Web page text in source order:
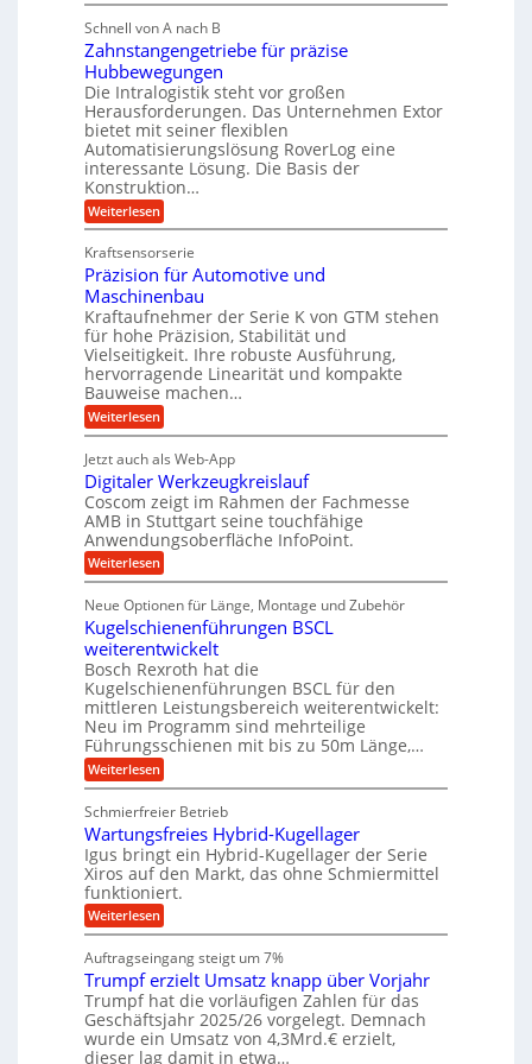
i
m
V
e
r
g
l
e
c
h
i
g
e
K
u
g
e
l
g
e
w
i
n
d
e
t
r
i
e
b
e
f
ü
r
r
a
e
U
m
g
e
b
u
n
g
e
n
g
r
t
U
m
s
a
t
z
n
d
A
u
f
t
r
a
s
i
n
g
a
n
g
M
e
h
r
A
r
b
e
i
t
s
l
o
s
e
,
w
e
n
i
g
e
r
S
t
e
l
e
n
Schnell von A nach B
Zahnstangengetriebe für präzise
Hubbewegungen
Die Intralogistik steht vor großen
Herausforderungen. Das Unternehmen Extor
bietet mit seiner flexiblen
Automatisierungslösung RoverLog eine
interessante Lösung. Die Basis der
Konstruktion…
Weiterlesen:
Z
h
n
s
t
a
n
g
e
n
g
e
t
r
i
e
b
e
f
ü
r
r
ä
i
s
e
H
u
b
b
e
w
e
g
u
n
g
e
n
Kraftsensorserie
Präzision für Automotive und
Maschinenbau
Kraftaufnehmer der Serie K von GTM stehen
für hohe Präzision, Stabilität und
Vielseitigkeit. Ihre robuste Ausführung,
hervorragende Linearität und kompakte
Bauweise machen…
Weiterlesen:
P
ä
z
i
s
i
o
n
f
r
A
u
t
o
m
o
t
i
v
e
n
d
M
a
s
c
h
i
e
n
b
a
u
Jetzt auch als Web-App
Digitaler Werkzeugkreislauf
Coscom zeigt im Rahmen der Fachmesse
AMB in Stuttgart seine touchfähige
Anwendungsoberfläche InfoPoint.
Weiterlesen:
D
g
i
t
a
l
e
r
W
e
r
k
z
e
u
g
k
r
e
i
s
a
u
f
Neue Optionen für Länge, Montage und Zubehör
Kugelschienenführungen BSCL
weiterentwickelt
Bosch Rexroth hat die
Kugelschienenführungen BSCL für den
mittleren Leistungsbereich weiterentwickelt:
Neu im Programm sind mehrteilige
Führungsschienen mit bis zu 50m Länge,…
Weiterlesen:
K
g
e
l
s
c
h
i
e
e
n
f
ü
h
r
Schmierfreier Betrieb
Wartungsfreies Hybrid-Kugellager
Igus bringt ein Hybrid-Kugellager der Serie
Xiros auf den Markt, das ohne Schmiermittel
funktioniert.
Weiterlesen:
W
r
t
u
n
g
s
Auftragseingang steigt um 7%
Trumpf erzielt Umsatz knapp über Vorjahr
Trumpf hat die vorläufigen Zahlen für das
Geschäftsjahr 2025/26 vorgelegt. Demnach
wurde ein Umsatz von 4,3Mrd.€ erzielt,
dieser lag damit in etwa…